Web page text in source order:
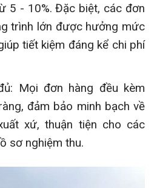
5 - 10%. Đặc biệt, các đơn
trình lớn được hưởng mức
tiết kiệm đáng kể chi phí
Mọi đơn hàng đều kèm
đảm bảo minh bạch về
xứ, thuận tiện cho các
sơ nghiệm thu.